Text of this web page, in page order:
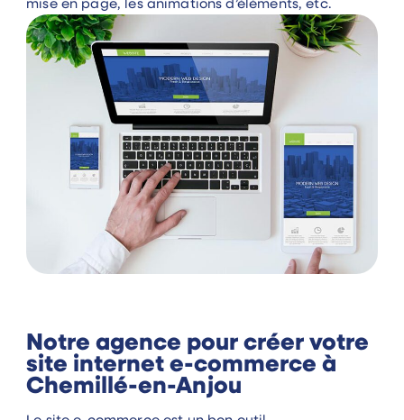
mise en page, les animations d’éléments, etc.
Notre agence pour créer votre
site internet e-commerce à
Chemillé-en-Anjou